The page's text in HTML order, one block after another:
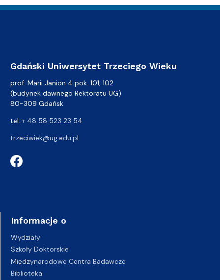
Gdański Uniwersytet Trzeciego Wieku
prof. Marii Janion 4 pok. 101, 102
(budynek dawnego Rektoratu UG)
80-309 Gdańsk
tel.:+ 48 58 523 23 54
trzeciwiek@ug.edu.pl
Informacje o
Wydziały
Szkoły Doktorskie
Międzynarodowe Centra Badawcze
Biblioteka